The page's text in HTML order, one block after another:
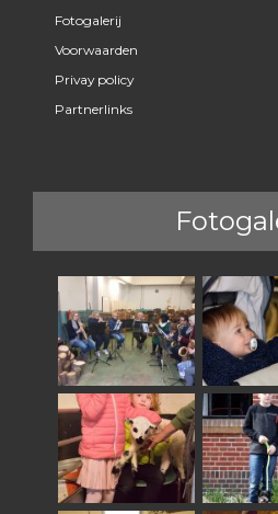
Fotogalerij
Voorwaarden
Privay policy
Partnerlinks